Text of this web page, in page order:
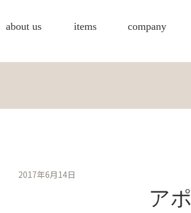
about us items company
2017年6月14日
ア